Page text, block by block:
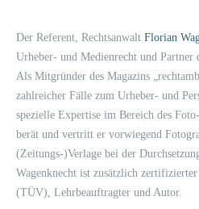
Der Referent, Rechtsanwalt Florian
Urheber- und Medienrecht und
Als Mitgründer des Magazins
zahlreicher Fälle zum Urheber- und
spezielle Expertise im Bereich des
berät und vertritt er vorwiegend
(Zeitungs-)Verlage bei der
Wagenknecht ist zusätzlich
(TÜV), Lehrbeauftragter und Autor.